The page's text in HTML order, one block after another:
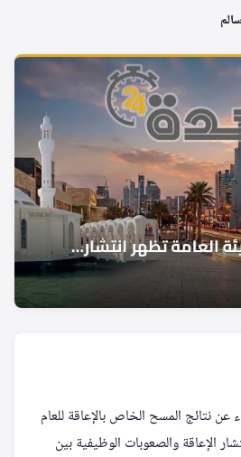
عن نتائج المسح الخاص بالإعاقة للعام
الإعاقة والصعوبات الوظيفية بين